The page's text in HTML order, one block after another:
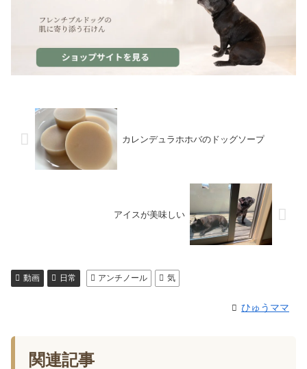
カレンデュラホホバのドッグソープ
アイスが美味しい
動画 日常 アンチノール 気
ひゅうママ
関連記事